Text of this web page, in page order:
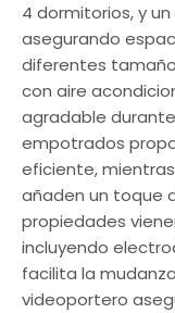
4 dormitorios, y
asegurando
diferentes
con aire
agradable
empotrados
eficiente,
añaden un toque
propiedades
incluyendo
facilita la
videoportero